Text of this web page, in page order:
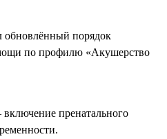
обновлённый порядок
по профилю «Акушерство
пренатального